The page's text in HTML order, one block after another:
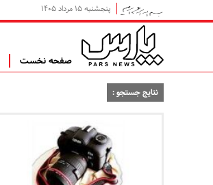
پنجشنبه ۱۵ مرداد ۱۴۰۵
صفحه نخست
نتایج جستجو :